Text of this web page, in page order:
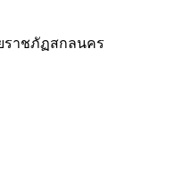
ราชภัฏสกลนคร